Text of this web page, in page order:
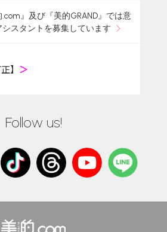
.com』及び『美的GRAND』では意
スタントを募集しています
】 ＞
Follow us!